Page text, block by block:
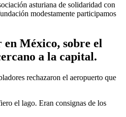
asturiana de solidaridad con
modestamente participamos
México, sobre el
a la capital.
rechazaron el aeropuerto que
el lago. Eran consignas de los